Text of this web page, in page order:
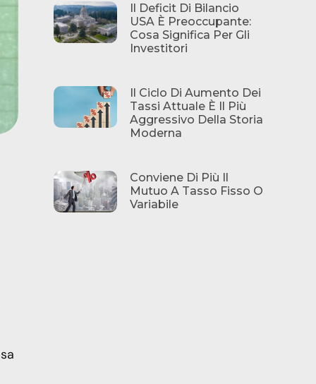
Il Deficit Di Bilancio
USA È Preoccupante:
Cosa Significa Per Gli
Investitori
Il Ciclo Di Aumento Dei
Tassi Attuale È Il Più
Aggressivo Della Storia
Moderna
Conviene Di Più Il
Mutuo A Tasso Fisso O
Variabile